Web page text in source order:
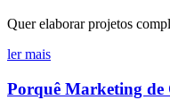
Quer elaborar projetos
ler mais
Porquê Marketing de